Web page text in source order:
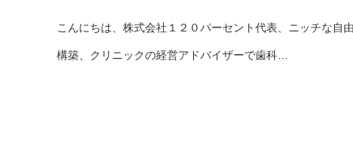
こんにちは、株式会社１２０パーセント代表、ニッチな自
構築、クリニックの経営アドバイザーで歯科…